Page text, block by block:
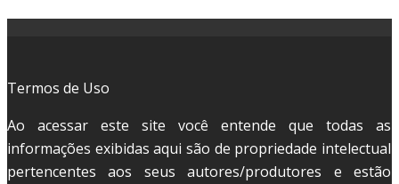
Termos de Uso
Ao acessar este site você entende que todas as
informações exibidas aqui são de propriedade intelectual
pertencentes aos seus autores/produtores e estão